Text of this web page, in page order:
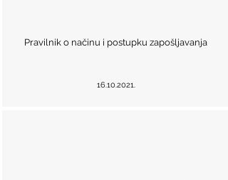
Pravilnik o načinu i postupku zapošljavanja
16.10.2021.